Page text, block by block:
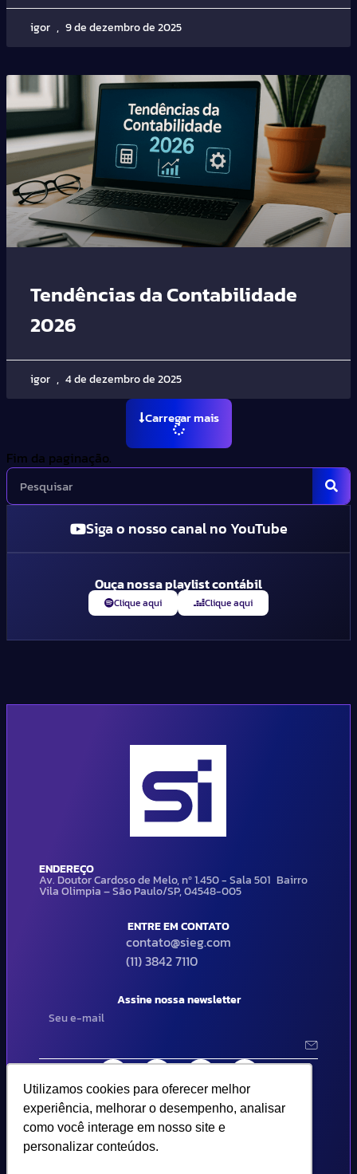
Utilizamos cookies para oferecer melhor
experiência, melhorar o desempenho, analisar
como você interage em nosso site e
personalizar conteúdos.
Utilizamos cookies para oferecer melhor
experiência, melhorar o desempenho, analisar
como você interage em nosso site e
personalizar conteúdos.
igor 9 de dezembro de 2025
Tendências da Contabilidade
2026
igor 4 de dezembro de 2025
Carregar mais
Fim da paginação.
Siga o nosso canal no YouTube
Ouça nossa playlist contábil
Clique aqui Clique aqui
ENDEREÇO
Av. Doutor Cardoso de Melo, nº 1.450 - Sala 501 Bairro
Vila Olimpia – São Paulo/SP, 04548-005
ENTRE EM CONTATO
contato@sieg.com
(11) 3842 7110
Assine nossa newsletter
© 2024 SIEG Soluções Fiscais Estratégicas. Todos os direitos
reservados | Termos de uso e política de privacidade..